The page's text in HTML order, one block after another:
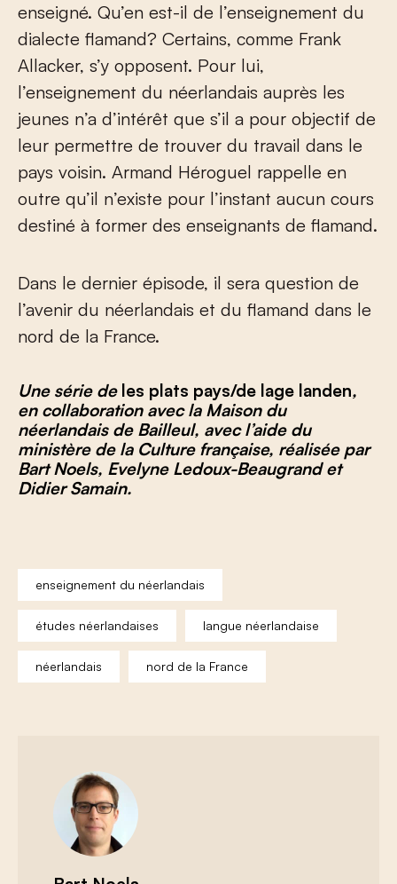
enseigné. Qu’en est-il de l’enseignement du
dialecte flamand? Certains, comme Frank
Allacker, s’y opposent. Pour lui,
l’enseignement du néerlandais auprès les
jeunes n’a d’intérêt que s’il a pour objectif de
leur permettre de trouver du travail dans le
pays voisin. Armand Héroguel rappelle en
outre qu’il n’existe pour l’instant aucun cours
destiné à former des enseignants de flamand.
Dans le dernier épisode, il sera question de
l’avenir du néerlandais et du flamand dans le
nord de la France.
Une série de les plats pays/de lage landen,
en collaboration avec la Maison du
néerlandais de Bailleul, avec l’aide du
ministère de la Culture française, réalisée par
Bart Noels, Evelyne Ledoux-Beaugrand et
Didier Samain.
enseignement du néerlandais
études néerlandaises langue néerlandaise
néerlandais nord de la France